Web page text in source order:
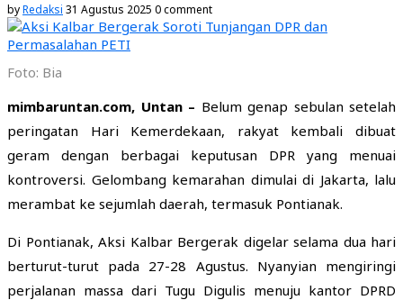
byRedaksi 31 Agustus 2025 0 comment
Foto: Bia
mimbaruntan.com, Untan – Belum genap sebulan setelah
peringatan Hari Kemerdekaan, rakyat kembali dibuat
geram dengan berbagai keputusan DPR yang menuai
kontroversi. Gelombang kemarahan dimulai di Jakarta, lalu
merambat ke sejumlah daerah, termasuk Pontianak.
Di Pontianak, Aksi Kalbar Bergerak digelar selama dua hari
berturut-turut pada 27-28 Agustus. Nyanyian mengiringi
perjalanan massa dari Tugu Digulis menuju kantor DPRD